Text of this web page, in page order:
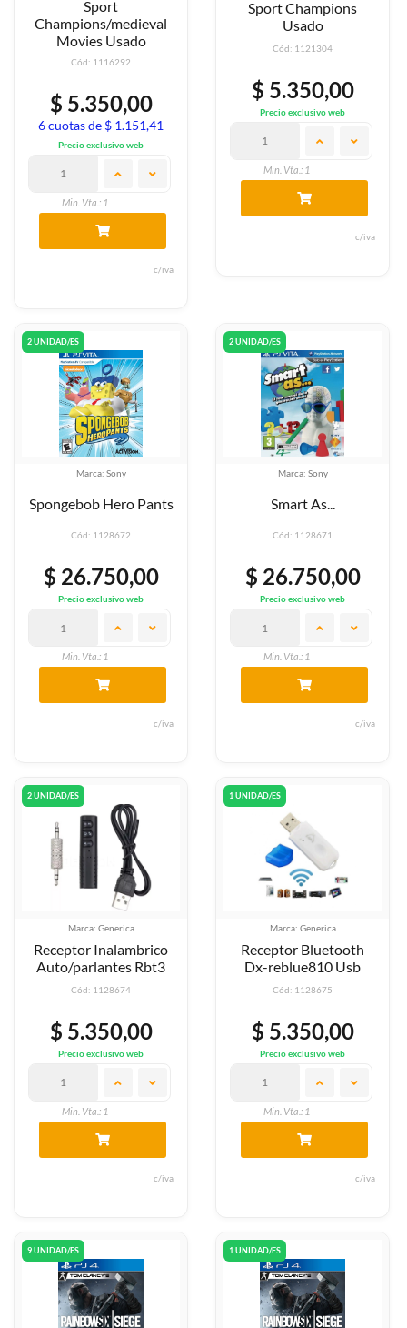
Sport
Champions/medieval
Movies Usado
Cód: 1116292
$ 5.350,00
6 cuotas de $ 1.151,41
Precio exclusivo web
Min. Vta.: 1
c/iva
Sport Champions
Usado
Cód: 1121304
$ 5.350,00
Precio exclusivo web
Min. Vta.: 1
c/iva
2 UNIDAD/ES
Marca: Sony
Spongebob Hero Pants
Cód: 1128672
$ 26.750,00
Precio exclusivo web
Min. Vta.: 1
c/iva
2 UNIDAD/ES
Marca: Sony
Smart As...
Cód: 1128671
$ 26.750,00
Precio exclusivo web
Min. Vta.: 1
c/iva
2 UNIDAD/ES
Marca: Generica
Receptor Inalambrico
Auto/parlantes Rbt3
Cód: 1128674
$ 5.350,00
Precio exclusivo web
Min. Vta.: 1
c/iva
1 UNIDAD/ES
Marca: Generica
Receptor Bluetooth
Dx-reblue810 Usb
Cód: 1128675
$ 5.350,00
Precio exclusivo web
Min. Vta.: 1
c/iva
9 UNIDAD/ES 1 UNIDAD/ES